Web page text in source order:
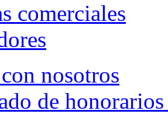
comerciales
nosotros
de